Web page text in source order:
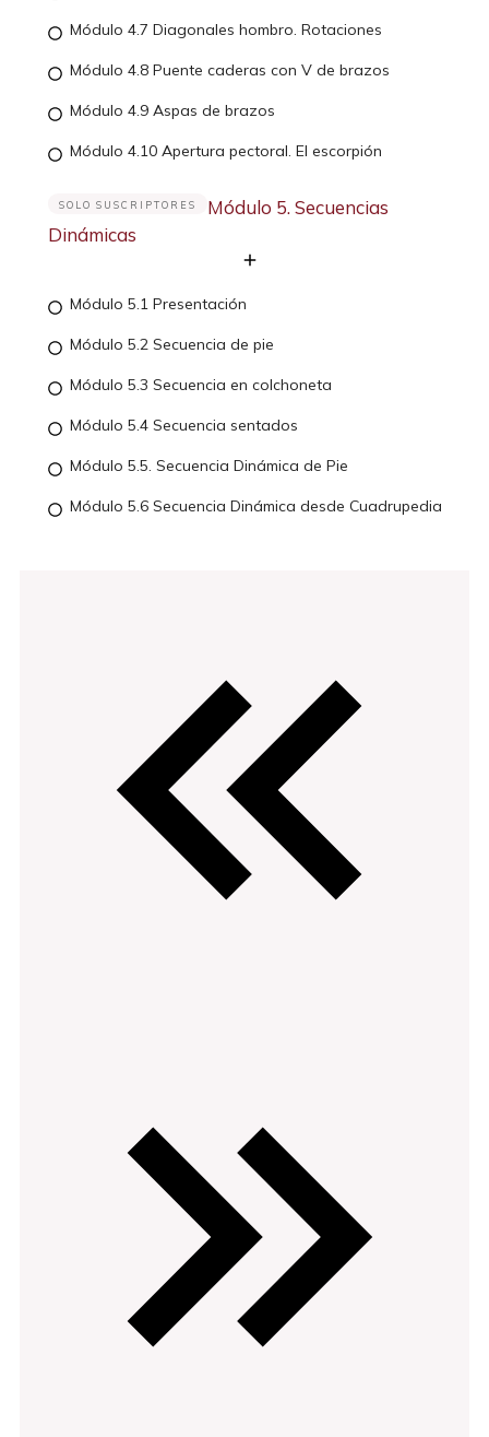
Módulo 4.7 Diagonales hombro. Rotaciones
Módulo 4.8 Puente caderas con V de brazos
Módulo 4.9 Aspas de brazos
Módulo 4.10 Apertura pectoral. El escorpión
SOLO SUSCRIPTORES
Módulo 5. Secuencias
Dinámicas
Módulo 5.1 Presentación
Módulo 5.2 Secuencia de pie
Módulo 5.3 Secuencia en colchoneta
Módulo 5.4 Secuencia sentados
Módulo 5.5. Secuencia Dinámica de Pie
Módulo 5.6 Secuencia Dinámica desde Cuadrupedia